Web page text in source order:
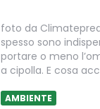
foto da
spesso sono
portare o meno
a cipolla. E cosa
AMBIENTE